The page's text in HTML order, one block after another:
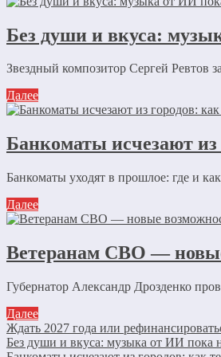
Без души и вкуса:
Звездный композитор Сергей Ревтов
Далее
Банкоматы исчезают из
Банкоматы уходят в прошлое: где и
Далее
Ветеранам СВО —
Губернатор Александр Дрозденко
Далее
Ждать 2027 года или
Без души и вкуса: музыка от ИИ пока